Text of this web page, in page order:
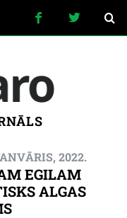
2022.
EGILAM
ALGAS